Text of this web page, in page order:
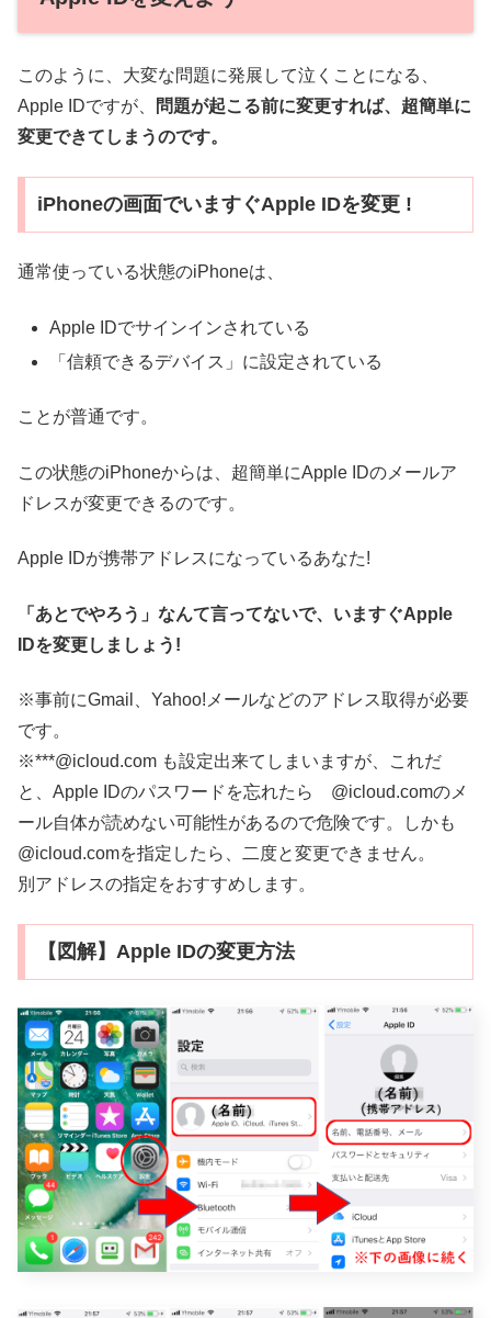
このように、大変な問題に発展して泣くことになる、
Apple IDですが、
問題が起こる前に変更すれば、超簡単に
変更できてしまうのです。
iPhoneの画面でいますぐApple IDを変更 !
通常使っている状態のiPhoneは、
Apple IDでサインインされている
「信頼できるデバイス」に設定されている
ことが普通です。
この状態のiPhoneからは、超簡単にApple IDのメールア
ドレスが変更できるのです。
Apple IDが携帯アドレスになっているあなた!
「あとでやろう」なんて言ってないで、いますぐApple
IDを変更しましょう!
※事前にGmail、Yahoo!メールなどのアドレス取得が必要
です。
※***@icloud.com も設定出来てしまいますが、これだ
と、Apple IDのパスワードを忘れたら @icloud.comのメ
ール自体が読めない可能性があるので危険です。しかも
@icloud.comを指定したら、二度と変更できません。
別アドレスの指定をおすすめします。
【図解】Apple IDの変更方法